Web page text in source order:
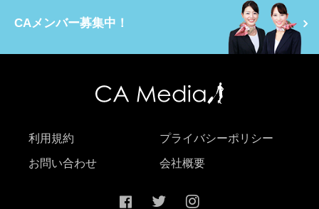
CAメンバー募集中！
利用規約 プライバシーポリシー
お問い合わせ 会社概要